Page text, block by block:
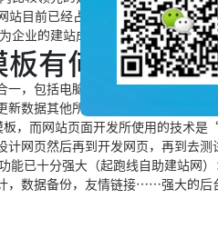
站目前已经占领了全网营销的流量
企业的建站成本带来了很大的减少。
有何优点?网
，包括电脑、手机、微信、APP
数据其他所有的平台都会得到更新
，而网站页面开发所使用的技术
网页然后再到开发网页，再到去测
能已十分强大（起跑线自助建站网
，数据备份，友情链接……强大的